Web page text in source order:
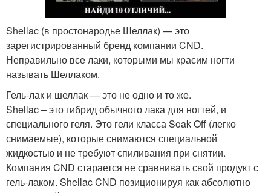
Shellac (в простонародье Шеллак) — это
зарегистрированный бренд компании CND.
Неправильно все лаки, которыми мы красим ногти
называть Шеллаком.
Гель-лак и шеллак — это не одно и то же.
Shellac – это гибрид обычного лака для ногтей, и
специального геля. Это гели класса Soak Off (легко
снимаемые), которые снимаются специальной
жидкостью и не требуют спиливания при снятии.
Компания CND старается не сравнивать свой продукт с
гель-лаком. Shellac CND позиционируя как абсолютно